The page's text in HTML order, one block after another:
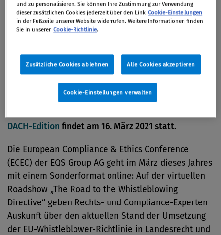
im März 2021 das „ECEC Special – The Road to the
Whistleblowing Directive“. Die EQS Group informiert
bei seiner Roadshow über Herausforderungen und
Hinweisgebersystems, bevor die EU-Whistleblower-
Richtlinie im Dezember 2021 in Landesrecht
umgesetzt sein muss. Die Halbtageskonferenz findet
an vier verschiedenen Terminen statt und richtet
DACH-Edition findet am 16. März 2021 statt.
Die European Compliance & Ethics Conference
(ECEC) der EQS Group AG geht im März dieses Jahres
mit einem Sonderformat online: Auf der virtuellen
Roadshow „The Road to the Whistleblowing
Directive“ geben Rechts- und Compliance-Experten
Auskunft über den aktuellen Stand der Umsetzung
der EU-Whistleblower-Richtlinie in Landesrecht und
und zu personalisieren. Sie können Ihre Zustimmung zur Verwendung
dieser zusätzlichen Cookies jederzeit über den Link Cookie-Einstellungen
in der Fußzeile unserer Website widerrufen. Weitere Informationen finden
Sie in unserer Cookie-Richtlinie.
Zusätzliche Cookies ablehnen Alle Cookies akzeptieren
Cookie-Einstellungen verwalten